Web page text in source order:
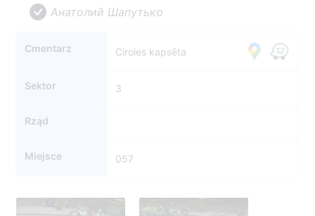
Анатолий Шапутько
Cmentarz Ciroles kapsēta
Sektor 3
Rząd
Miejsce 057